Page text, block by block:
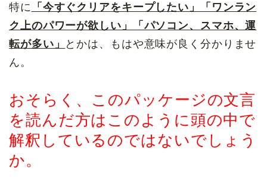
特に
「今すぐクリアをキープしたい」「ワンラン
ク上のパワーが欲しい」「パソコン、スマホ、運
転が多い」
とかは、もはや意味が良く分かりませ
ん。
おそらく、このパッケージの文言
を読んだ方はこのように頭の中で
解釈しているのではないでしょう
か。